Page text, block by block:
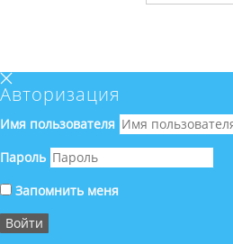
Авторизация
Имя пользователя
Пароль
Запомнить меня